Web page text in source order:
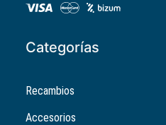
Categorías
Recambios
Accesorios